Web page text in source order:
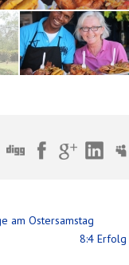
am Ostersamstag
8:4